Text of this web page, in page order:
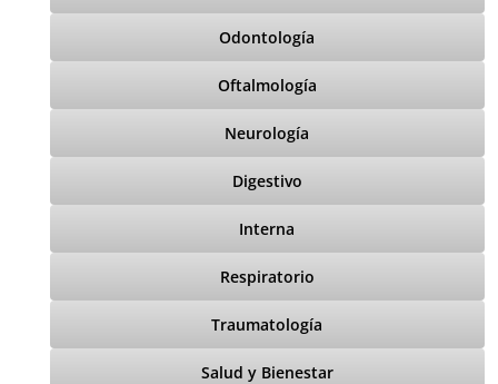
Odontología
Oftalmología
Neurología
Digestivo
Interna
Respiratorio
Traumatología
Salud y Bienestar